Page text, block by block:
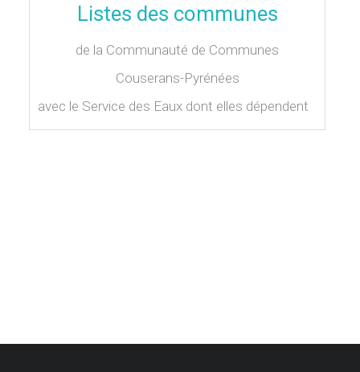
Listes des communes
de la Communauté de Communes
Couserans-Pyrénées
avec le Service des Eaux dont elles dépendent